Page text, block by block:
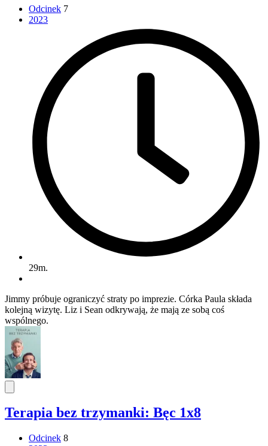
Odcinek 7
2023
29m.
Jimmy próbuje ograniczyć straty po imprezie. Córka Paula składa
kolejną wizytę. Liz i Sean odkrywają, że mają ze sobą coś
wspólnego.
Terapia bez trzymanki: Bęc 1x8
Odcinek 8